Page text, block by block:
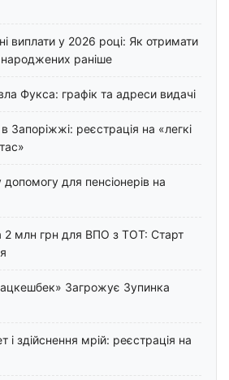
виплати у 2026 році: Як отримати
раніше
Фукса: графік та адреси видачі
Запоріжжі: реєстрація на «легкі
для пенсіонерів на
2 млн грн для ВПО з ТОТ: Старт
Загрожує Зупинка
здійснення мрій: реєстрація на